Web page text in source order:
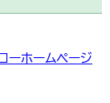
ーホームページ